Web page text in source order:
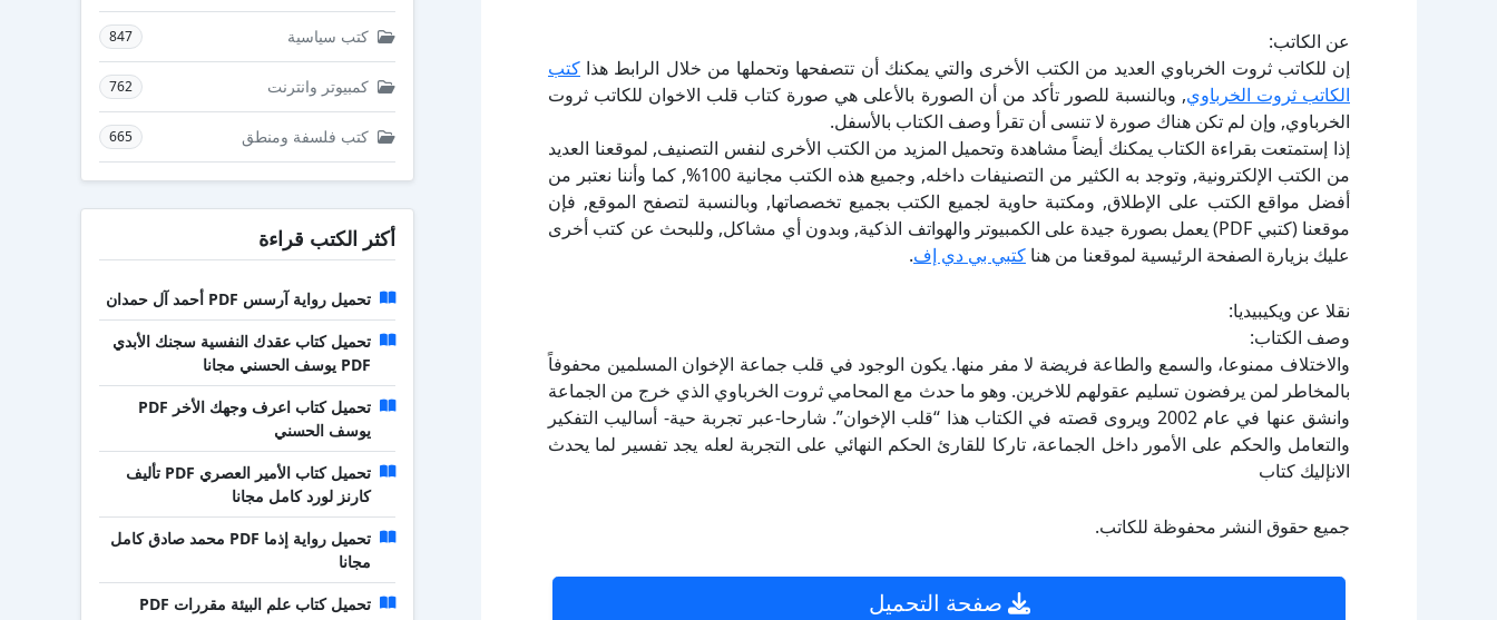
عن الكاتب:
إن للكاتب ثروت الخرباوي العديد من الكتب الأخرى والتي يمكنك أن تتصفحها وتحملها من خلال الرابط هذا كتب
الكاتب ثروت الخرباوي, وبالنسبة للصور تأكد من أن الصورة بالأعلى هي صورة كتاب قلب الاخوان للكاتب ثروت
الخرباوي, وإن لم تكن هناك صورة لا تنسى أن تقرأ وصف الكتاب بالأسفل.
إذا إستمتعت بقراءة الكتاب يمكنك أيضاً مشاهدة وتحميل المزيد من الكتب الأخرى لنفس التصنيف, لموقعنا العديد
من الكتب الإلكترونية, وتوجد به الكثير من التصنيفات داخله, وجميع هذه الكتب مجانية 100%, كما وأننا نعتبر من
أفضل مواقع الكتب على الإطلاق, ومكتبة حاوية لجميع الكتب بجميع تخصصاتها, وبالنسبة لتصفح الموقع, فإن
موقعنا (كتبي PDF) يعمل بصورة جيدة على الكمبيوتر والهواتف الذكية, وبدون أي مشاكل, وللبحث عن كتب أخرى
عليك بزيارة الصفحة الرئيسية لموقعنا من هنا كتبي بي دي إف.
نقلا عن ويكيبيديا:
وصف الكتاب:
والاختلاف ممنوعا، والسمع والطاعة فريضة لا مفر منها. يكون الوجود في قلب جماعة الإخوان المسلمين محفوفاً
بالمخاطر لمن يرفضون تسليم عقولهم للاخرين. وهو ما حدث مع المحامي ثروت الخرباوي الذي خرج من الجماعة
وانشق عنها في عام 2002 ويروى قصته في الكتاب هذا “قلب الإخوان”. شارحا-عبر تجربة حية- أساليب التفكير
والتعامل والحكم على الأمور داخل الجماعة، تاركا للقارئ الحكم النهائي على التجربة لعله يجد تفسير لما يحدث
الانإليك كتاب
جميع حقوق النشر محفوظة للكاتب.
صفحة التحميل
كتب سياسية 847
كمبيوتر وانترنت 762
كتب فلسفة ومنطق 665
أكثر الكتب قراءة
تحميل رواية آرسس PDF أحمد آل حمدان
تحميل كتاب عقدك النفسية سجنك الأبدي
PDF يوسف الحسني مجانا
تحميل كتاب اعرف وجهك الأخر PDF
يوسف الحسني
تحميل كتاب الأمير العصري PDF تأليف
كارنز لورد كامل مجانا
تحميل رواية إذما PDF محمد صادق كامل
مجانا
تحميل كتاب علم البيئة مقررات PDF